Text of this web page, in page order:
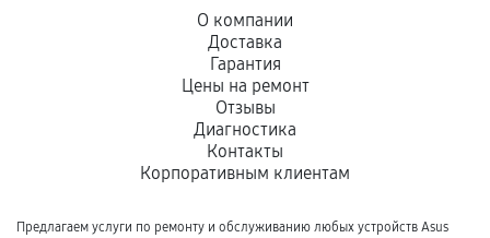
О компании
Доставка
Гарантия
Цены на ремонт
Отзывы
Диагностика
Контакты
Корпоративным клиентам
Предлагаем услуги по ремонту и обслуживанию любых устройств Asus